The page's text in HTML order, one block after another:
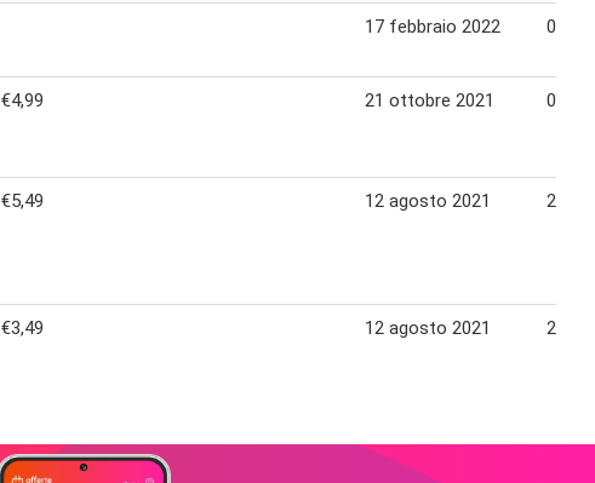
17 febbraio 2022 02
€4,99 21 ottobre 2021 03
€5,49 12 agosto 2021 25
€3,49 12 agosto 2021 25